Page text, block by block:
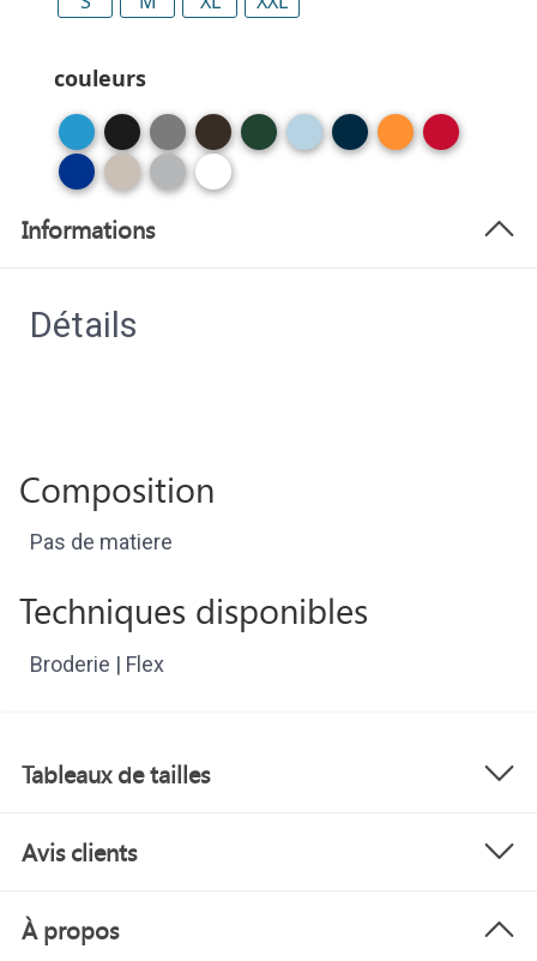
couleurs
Informations
Détails
Composition
Pas de matiere
Techniques disponibles
Broderie | Flex
Tableaux de tailles
Avis clients
À propos